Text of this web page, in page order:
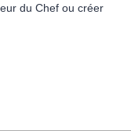
du Chef ou créer